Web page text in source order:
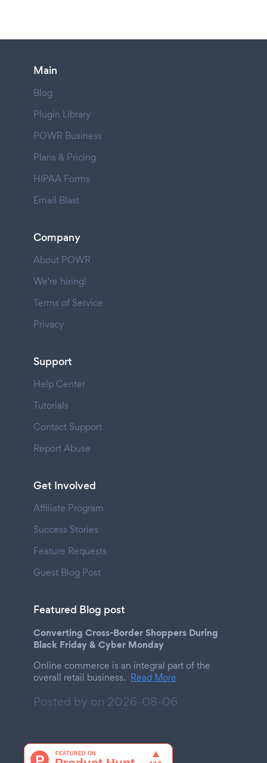
Main
Blog
Plugin Library
POWR Business
Plans & Pricing
HIPAA Forms
Email Blast
Company
About POWR
We're hiring!
Terms of Service
Privacy
Support
Help Center
Tutorials
Contact Support
Report Abuse
Get Involved
Affiliate Program
Success Stories
Feature Requests
Guest Blog Post
Featured Blog post
Converting Cross-Border Shoppers During
Black Friday & Cyber Monday
Online commerce is an integral part of the
overall retail business. Read More
Posted by on 2026-08-06